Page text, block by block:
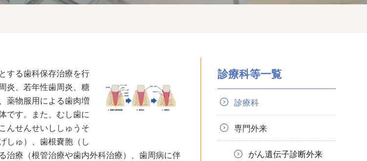
する歯科保存治療を行
炎、若年性歯周炎、糖
薬物服用による歯肉増
です。また、むし歯に
んせんせいししゅうそ
しゅ）、歯根嚢胞（し
治療（根管治療や歯内外科治療）、歯周病に伴
診療科等一覧
診療科
専門外来
がん遺伝子診断外来